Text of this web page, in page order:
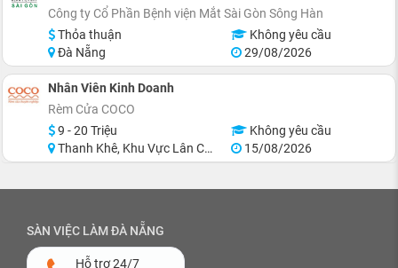
Công ty Cổ Phần Bệnh viện Mắt Sài Gòn Sông Hàn
Thỏa thuận
Không yêu cầu
Đà Nẵng
29/08/2026
Nhân Viên Kinh Doanh
Rèm Cửa COCO
9 - 20 Triệu
Không yêu cầu
Thanh Khê, Khu Vực Lân Cận Đà Nẵng
15/08/2026
SÀN VIỆC LÀM ĐÀ NẴNG
Hỗ trợ 24/7